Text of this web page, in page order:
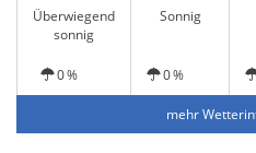
Überwiegend
sonnig
Sonnig
0 % 0 %
mehr